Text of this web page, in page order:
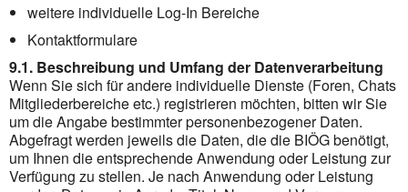
weitere individuelle Log-In Bereiche
Kontaktformulare
9.1. Beschreibung und Umfang der Datenverarbeitung
Wenn Sie sich für andere individuelle Dienste (Foren, Chats
Mitgliederbereiche etc.) registrieren möchten, bitten wir Sie
um die Angabe bestimmter personenbezogener Daten.
Abgefragt werden jeweils die Daten, die die BIÖG benötigt,
um Ihnen die entsprechende Anwendung oder Leistung zur
Verfügung zu stellen. Je nach Anwendung oder Leistung